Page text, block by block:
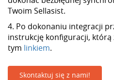
Twoim Sellasist.
4. Po dokonaniu integracji
instrukcję konfiguracji, którą
tym linkiem.
Skontaktuj się z nami!